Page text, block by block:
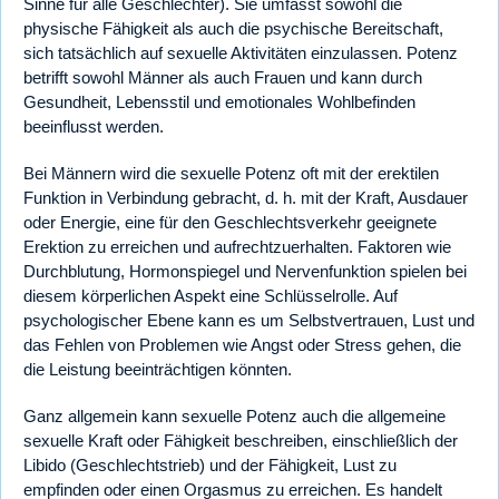
physische Fähigkeit als auch die psychische Bereitschaft,
sich tatsächlich auf sexuelle Aktivitäten einzulassen. Potenz
betrifft sowohl Männer als auch Frauen und kann durch
Gesundheit, Lebensstil und emotionales Wohlbefinden
beeinflusst werden.
Bei Männern wird die sexuelle Potenz oft mit der erektilen
Funktion in Verbindung gebracht, d. h. mit der Kraft, Ausdauer
oder Energie, eine für den Geschlechtsverkehr geeignete
Erektion zu erreichen und aufrechtzuerhalten. Faktoren wie
Durchblutung, Hormonspiegel und Nervenfunktion spielen bei
diesem körperlichen Aspekt eine Schlüsselrolle. Auf
psychologischer Ebene kann es um Selbstvertrauen, Lust und
das Fehlen von Problemen wie Angst oder Stress gehen, die
die Leistung beeinträchtigen könnten.
Ganz allgemein kann sexuelle Potenz auch die allgemeine
sexuelle Kraft oder Fähigkeit beschreiben, einschließlich der
Libido (Geschlechtstrieb) und der Fähigkeit, Lust zu
empfinden oder einen Orgasmus zu erreichen. Es handelt